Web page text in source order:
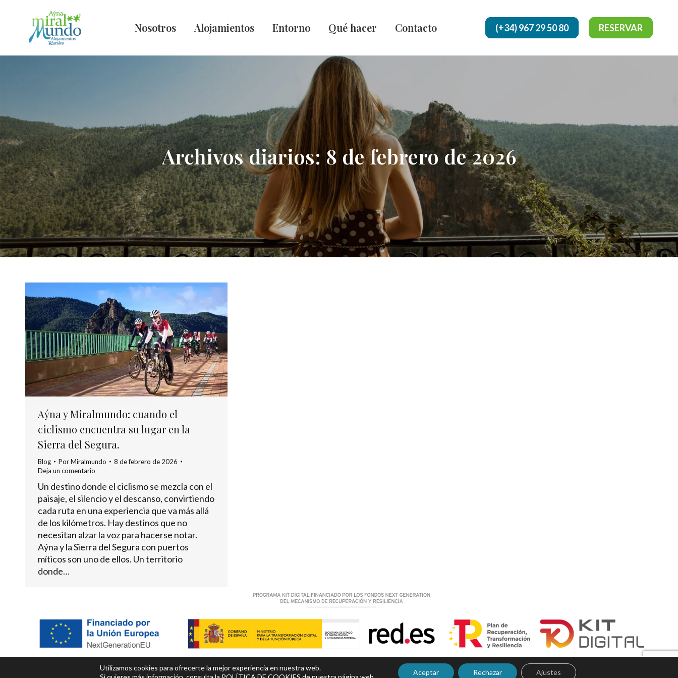
Nosotros Alojamientos Entorno Qué hacer Contacto (+34) 967 29 50 80 RESERVAR
Archivos diarios: 8 de febrero de 2026
Aýna y Miralmundo: cuando el
ciclismo encuentra su lugar en la
Sierra del Segura.
Blog PorMiralmundo
8 de febrero de 2026
Deja un comentario
Un destino donde el ciclismo se mezcla con el
paisaje, el silencio y el descanso, convirtiendo
cada ruta en una experiencia que va más allá
de los kilómetros. Hay destinos que no
necesitan alzar la voz para hacerse notar.
Aýna y la Sierra del Segura con puertos
míticos son uno de ellos. Un territorio
donde…
Utilizamos cookies para ofrecerte la mejor experiencia en nuestra web.
Aceptar Rechazar Ajustes